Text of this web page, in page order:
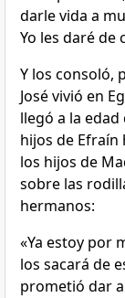
darle vida a
Yo les daré de
Y los consoló,
José vivió en
llegó a la
hijos de Efraín
los hijos de
sobre las
hermanos:
«Ya estoy por
los sacará de
prometió dar a